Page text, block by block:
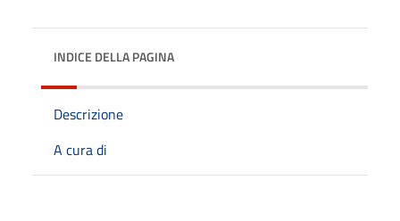
INDICE DELLA PAGINA
Descrizione
A cura di